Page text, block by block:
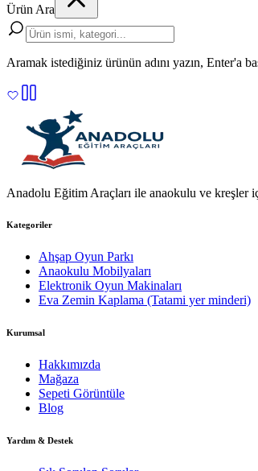
Ürün Ara
Aramak istediğiniz ürünün adını yazın, Enter'a
Anadolu Eğitim Araçları ile anaokulu ve kreşler
Kategoriler
Ahşap Oyun Parkı
Anaokulu Mobilyaları
Elektronik Oyun Makinaları
Eva Zemin Kaplama (Tatami yer minderi)
Kurumsal
Hakkımızda
Mağaza
Sepeti Görüntüle
Blog
Yardım & Destek